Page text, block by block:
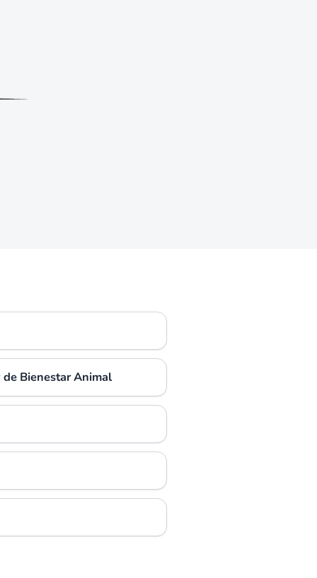
Bienestar Animal